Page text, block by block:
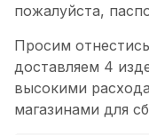
пожалуйста,
Просим
доставляем 4
высокими
магазинами для